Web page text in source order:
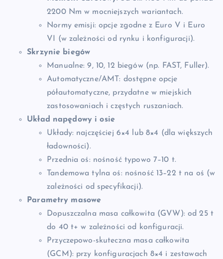
2200 Nm w mocniejszych wariantach.
Normy emisji: opcje zgodne z Euro V i Euro
VI (w zależności od rynku i konfiguracji).
Skrzynie biegów
Manualne: 9, 10, 12 biegów (np. FAST, Fuller).
Automatyczne/AMT: dostępne opcje
półautomatyczne, przydatne w miejskich
zastosowaniach i częstych ruszaniach.
Układ napędowy i osie
Układy: najczęściej 6×4 lub 8×4 (dla większych
ładowności).
Przednia oś: nośność typowo 7–10 t.
Tandemowa tylna oś: nośność 13–22 t na oś (w
zależności od specyfikacji).
Parametry masowe
Dopuszczalna masa całkowita (GVW): od 25 t
do 40 t+ w zależności od konfiguracji.
Przyczepowo-skuteczna masa całkowita
(GCM): przy konfiguracjach 8×4 i zestawach